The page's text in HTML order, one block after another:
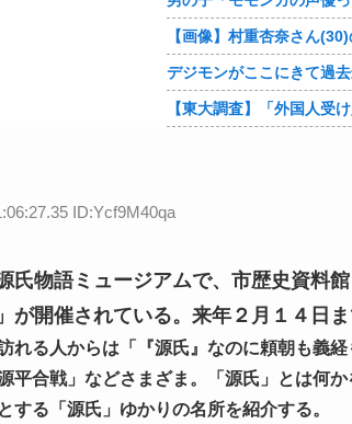
ID:Ycf9M40qa
氏物語ミュージアムで、市歴史資料
が開催されている。来年２月１４日ま
れる人からは「『源氏』なのに頼朝も義
平合戦」などさまざま。「源氏」とは何
する「源氏」ゆかりの名所を紹介する。